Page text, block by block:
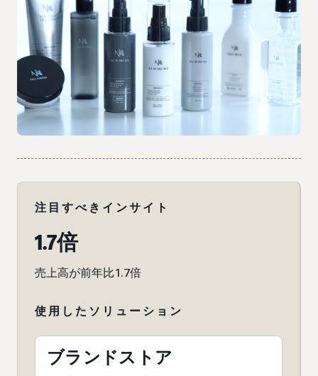
注目すべきインサイト
1.7倍
売上高が前年比1.7倍
使用したソリューション
ブランドストア